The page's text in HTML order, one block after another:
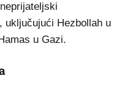
uključujući Hezbollah u
u Gazi.